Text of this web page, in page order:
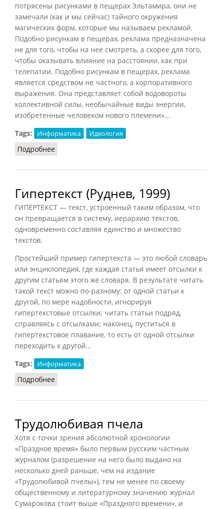
потрясены рисунками в пещерах Эльтамира, они не
замечали (как и мы сейчас) тайного окружения
магических форм, которые мы называем рекламой.
Подобно рисункам в пещерах, реклама предназначена
не для того, чтобы на нее смотреть, а скорее для того,
чтобы оказывать влияние на расстоянии, как при
телепатии. Подобно рисункам в пещерах, реклама
является средством не частного, а корпоративного
выражения. Она представляет собой водовороты
коллективной силы, необычайные виды энергии,
изобретенные человеком нового племени»...
Tags:
Информатика Идеология
Подробнее
Гипертекст (Руднев, 1999)
ГИПЕРТЕКСТ — текст, устроенный таким образом, что
он превращается в систему, иерархию текстов,
одновременно составляя единство и множество
текстов.
Простейший пример гипертекста — это любой словарь
или энциклопедия, где каждая статья имеет отсылки к
другим статьям этого же словаря. В результате читать
такой текст можно по-разному: от одной статьи к
другой, по мере надобности, игнорируя
гипертекстовые отсылки; читать статьи подряд,
справляясь с отсылками; наконец, пуститься в
гипертекстовое плавание, то есть от одной отсылки
переходить к другой...
Tags:
Информатика
Подробнее
Трудолюбивая пчела
Хотя с точки зрения абсолютной хронологии
«Праздное время» было первым русским частным
журналом (разрешение на него было выдано на
несколько дней раньше, чем на издание
«Трудолюбивой пчелы»), тем не менее по своему
общественному и литературному значению журнал
Сумарокова стоит выше «Праздного времени», и